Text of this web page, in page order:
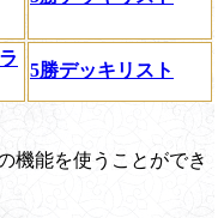
5勝デッキリスト
機能を使うことができ